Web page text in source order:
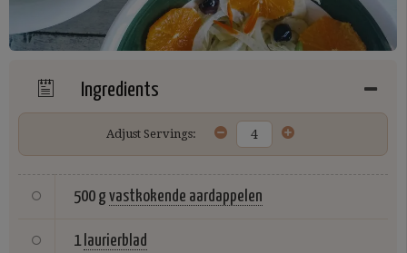
Ingredients
Adjust Servings:
500 g vastkokende aardappelen
1 laurierblad